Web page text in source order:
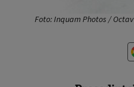
Foto: Inquam Photos /